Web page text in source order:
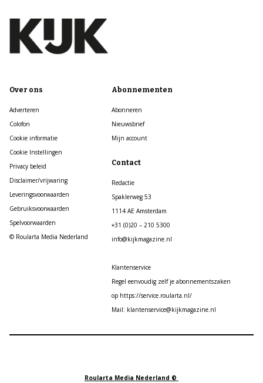
Over ons
Adverteren
Colofon
Cookie informatie
Cookie Instellingen
Privacy beleid
Disclaimer/vrijwaring
Leveringsvoorwaarden
Gebruiksvoorwaarden
Spelvoorwaarden
© Roularta Media Nederland
Abonnementen
Abonneren
Nieuwsbrief
Mijn account
Contact
Redactie
Spaklerweg 53
1114 AE Amsterdam
+31 (0)20 – 210 5300
info@kijkmagazine.nl
Klantenservice
Regel eenvoudig zelf je abonnementszaken
op https://service.roularta.nl/
Mail: klantenservice@kijkmagazine.nl
Roularta Media Nederland ©